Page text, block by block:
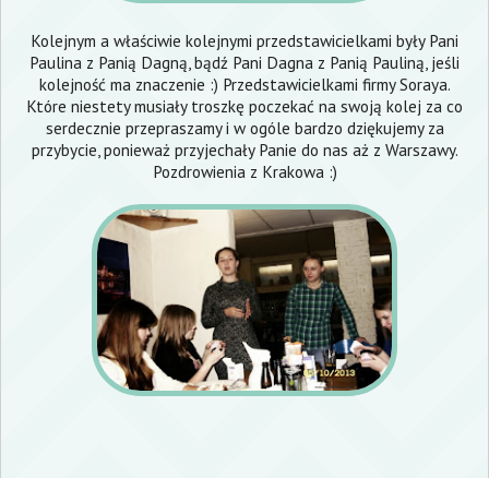
Kolejnym a właściwie kolejnymi przedstawicielkami były Pani
Paulina z Panią Dagną, bądź Pani Dagna z Panią Pauliną, jeśli
kolejność ma znaczenie :) Przedstawicielkami firmySoraya.
Które niestety musiały troszkę poczekać na swoją kolej za co
serdecznie przepraszamy i w ogóle bardzo dziękujemy za
przybycie, ponieważ przyjechały Panie do nas aż z Warszawy.
Pozdrowienia z Krakowa :)